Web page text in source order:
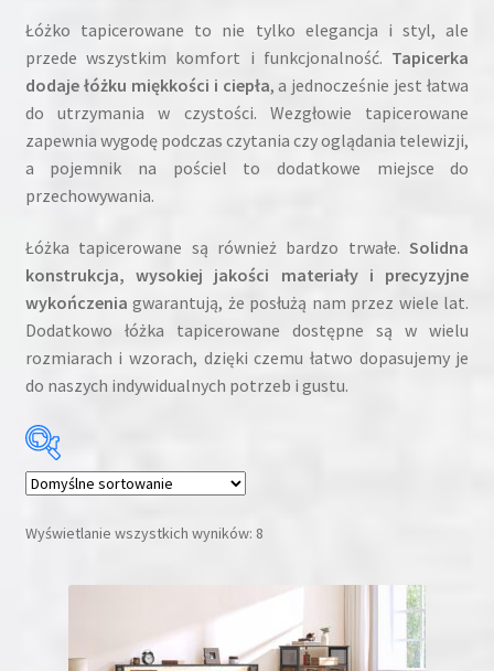
Łóżko tapicerowane to nie tylko elegancja i styl, ale
przede wszystkim komfort i funkcjonalność. Tapicerka
dodaje łóżku miękkości i ciepła, a jednocześnie jest łatwa
do utrzymania w czystości. Wezgłowie tapicerowane
zapewnia wygodę podczas czytania czy oglądania telewizji,
a pojemnik na pościel to dodatkowe miejsce do
przechowywania.
Łóżka tapicerowane są również bardzo trwałe.Solidna
konstrukcja, wysokiej jakości materiały i precyzyjne
wykończenia gwarantują, że posłużą nam przez wiele lat.
Dodatkowo łóżka tapicerowane dostępne są w wielu
rozmiarach i wzorach, dzięki czemu łatwo dopasujemy je
do naszych indywidualnych potrzeb i gustu.
Cena:229 zł—2199 zł
Kategorie produktów
Kategorie produktów
Wyświetlanie wszystkich wyników: 8